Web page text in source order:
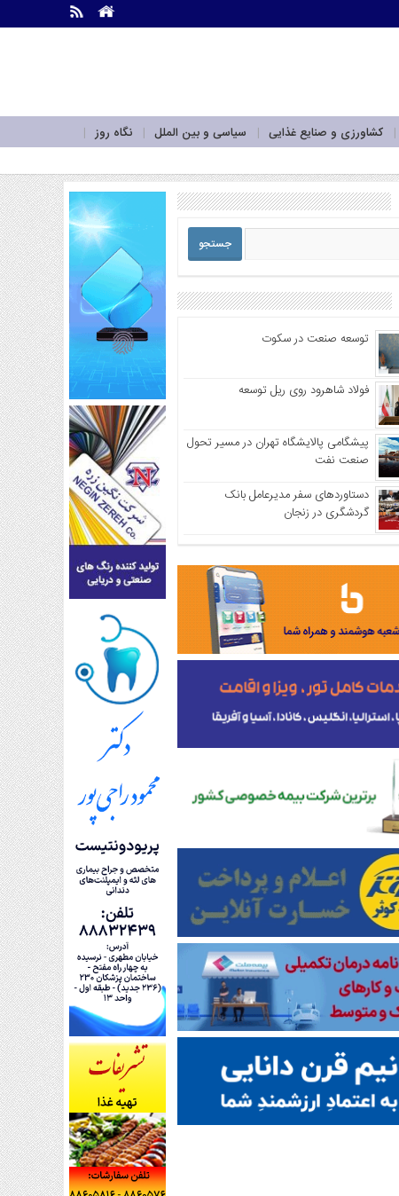
کشاورزی و صنایع غذایی سیاسی و بین الملل
نگاه روز
توسعه صنعت در سکوت
فولاد شاهرود روی ریل توسعه
پیشگامی پالایشگاه تهران در مسیر تحول
صنعت نفت
دستاوردهای سفر مدیرعامل بانک
گردشگری در زنجان